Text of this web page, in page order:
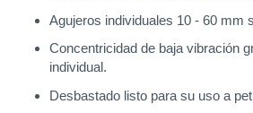
Agujeros individuales 10 - 60 mm
Concentricidad de baja vibración
individual.
Desbastado listo para su uso a